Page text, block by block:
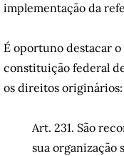
implementação da
É oportuno destacar o
constituição federal
os direitos originários:
Art. 231. São
sua organização